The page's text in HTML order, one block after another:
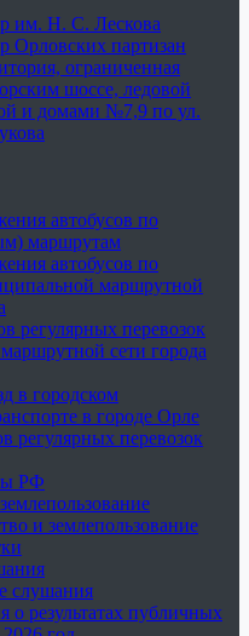
им. Н. С. Лескова
Орловских партизан
ограниченная
шоссе, ледовой
и домами №7,9 по ул.
автобусов по
маршрутам
автобусов по
маршрутной
регулярных перевозок
сети города
в городском
в городе Орле
регулярных перевозок
РФ
и землепользование
слушания
о результатах публичных